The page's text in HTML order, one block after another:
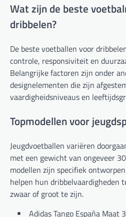
Wat zijn de beste
dribbelen?
De beste voetballen voor
controle, responsiviteit en
Belangrijke factoren zijn onder
designelementen die zijn
vaardigheidsniveaus en
Topmodellen voor
Jeugdvoetballen variëren
met een gewicht van ongeveer
modellen zijn specifiek
helpen hun dribbelvaardigheden
zwaar of groot te zijn.
Adidas Tango España Maat 3